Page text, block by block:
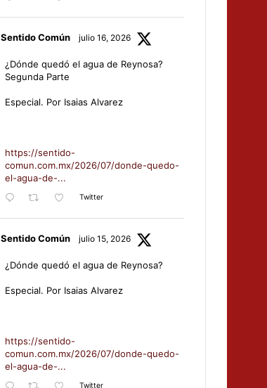
Sentido Común julio 16, 2026
¿Dónde quedó el agua de Reynosa?
Segunda Parte
Especial. Por Isaias Alvarez
https://sentido-
comun.com.mx/2026/07/donde-quedo-
el-agua-de-...
Twitter
Sentido Común julio 15, 2026
¿Dónde quedó el agua de Reynosa?
Especial. Por Isaias Alvarez
https://sentido-
comun.com.mx/2026/07/donde-quedo-
el-agua-de-...
Twitter